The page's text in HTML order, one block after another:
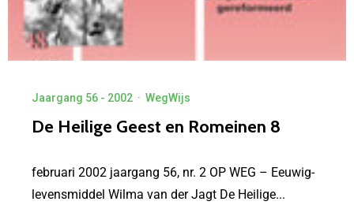
Jaargang 56 - 2002 · WegWijs
De Heilige Geest en Romeinen 8
februari 2002 jaargang 56, nr. 2 OP WEG – Eeuwig-
levensmiddel Wilma van der Jagt De Heilige...